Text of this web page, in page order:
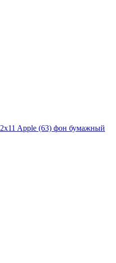
Apple (63) фон бумажный